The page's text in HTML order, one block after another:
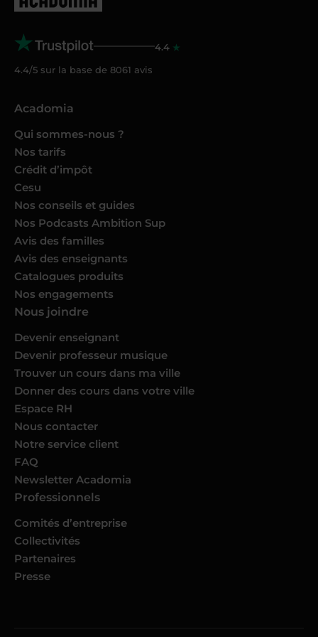
4.4
4.4/5 sur la base de 8061 avis
Acadomia
Qui sommes-nous ?
Nos tarifs
Crédit d’impôt
Cesu
Nos conseils et guides
Nos Podcasts Ambition Sup
Avis des familles
Avis des enseignants
Catalogues produits
Nos engagements
Nous joindre
Devenir enseignant
Devenir professeur musique
Trouver un cours dans ma ville
Donner des cours dans votre ville
Espace RH
Nous contacter
Notre service client
FAQ
Newsletter Acadomia
Professionnels
Comités d’entreprise
Collectivités
Partenaires
Presse